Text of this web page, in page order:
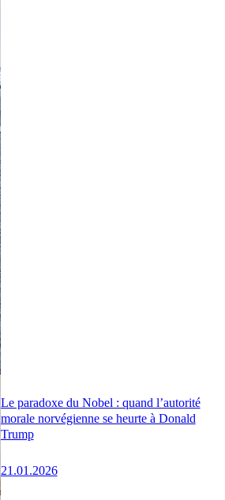
Le paradoxe du Nobel : quand l’autorité
morale norvégienne se heurte à Donald
Trump
21.01.2026